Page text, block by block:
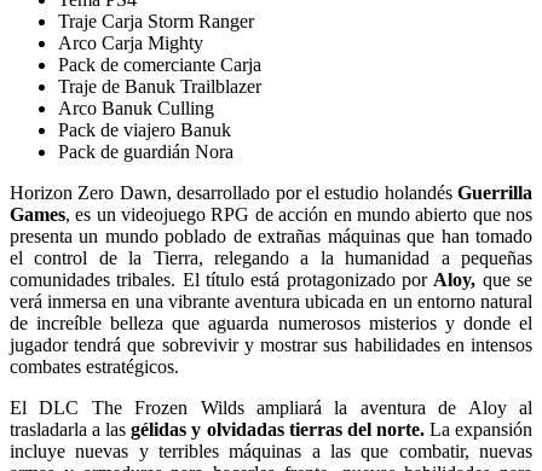
Traje Carja Storm Ranger
Arco Carja Mighty
Pack de comerciante Carja
Traje de Banuk Trailblazer
Arco Banuk Culling
Pack de viajero Banuk
Pack de guardián Nora
Horizon Zero Dawn, desarrollado por el estudio holandés Guerrilla
Games, es un videojuego RPG de acción en mundo abierto que nos
presenta un mundo poblado de extrañas máquinas que han tomado
el control de la Tierra, relegando a la humanidad a pequeñas
comunidades tribales. El título está protagonizado por Aloy, que se
verá inmersa en una vibrante aventura ubicada en un entorno natural
de increíble belleza que aguarda numerosos misterios y donde el
jugador tendrá que sobrevivir y mostrar sus habilidades en intensos
combates estratégicos.
El DLC The Frozen Wilds ampliará la aventura de Aloy al
trasladarla a lasgélidas y olvidadas tierras del norte.La expansión
incluye nuevas y terribles máquinas a las que combatir, nuevas